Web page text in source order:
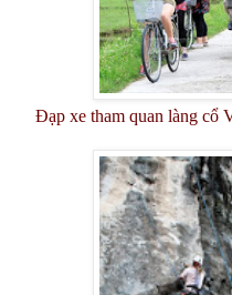
Đạp xe tham quan làng cổ